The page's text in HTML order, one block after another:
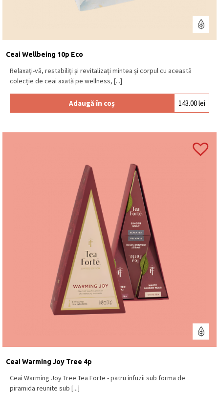
Ceai Wellbeing 10p Eco
Relaxați-vă, restabiliți și revitalizați mintea și corpul cu această
colecție de ceai axată pe wellness, [...]
Adaugă în coș 143.00lei
Ceai Warming Joy Tree 4p
Ceai Warming Joy Tree Tea Forte - patru infuzii sub forma de
piramida reunite sub [...]